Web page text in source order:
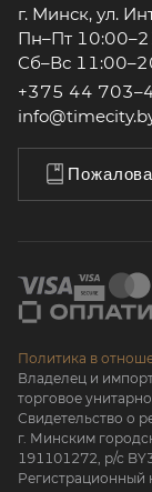
г. Минск, ул.
Пн–Пт
Сб–Вс
+375 44
Политика в
Владелец и
торговое
Свидетельство о
г. Минским
191101272, р/с
Регистрационный